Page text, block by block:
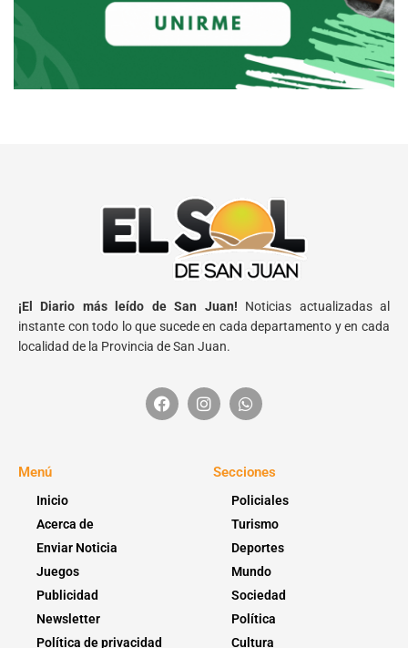
¡El Diario más leído de San Juan! Noticias actualizadas al
instante con todo lo que sucede en cada departamento y en cada
localidad de la Provincia de San Juan.
Menú
Inicio
Acerca de
Enviar Noticia
Juegos
Publicidad
Newsletter
Política de privacidad
Secciones
Policiales
Turismo
Deportes
Mundo
Sociedad
Política
Cultura